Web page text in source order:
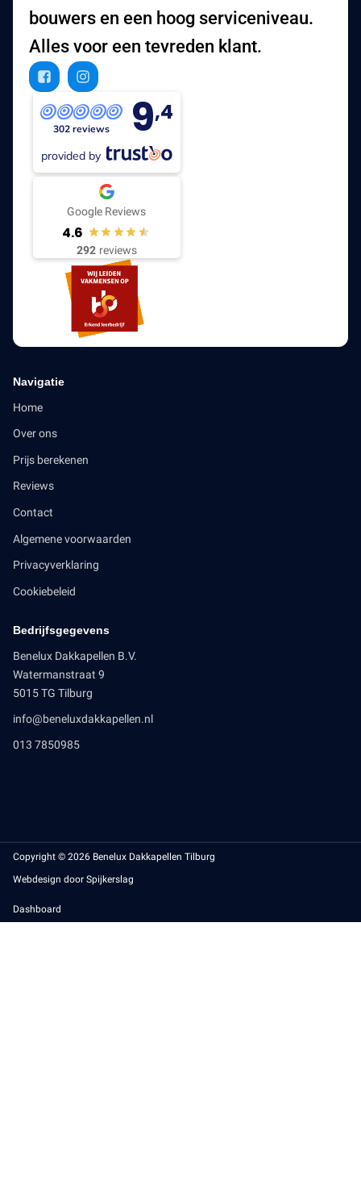
bouwers en een hoog serviceniveau.
Alles voor een tevreden klant.
302 reviews 9,4
provided by
Google Reviews
4.6
292 reviews
Navigatie
Home
Over ons
Prijs berekenen
Reviews
Contact
Algemene voorwaarden
Privacyverklaring
Cookiebeleid
Bedrijfsgegevens
Benelux Dakkapellen B.V.
Watermanstraat 9
5015 TG Tilburg
info@beneluxdakkapellen.nl
013 7850985
Copyright © 2026 Benelux Dakkapellen Tilburg
Webdesign door Spijkerslag
Dashboard